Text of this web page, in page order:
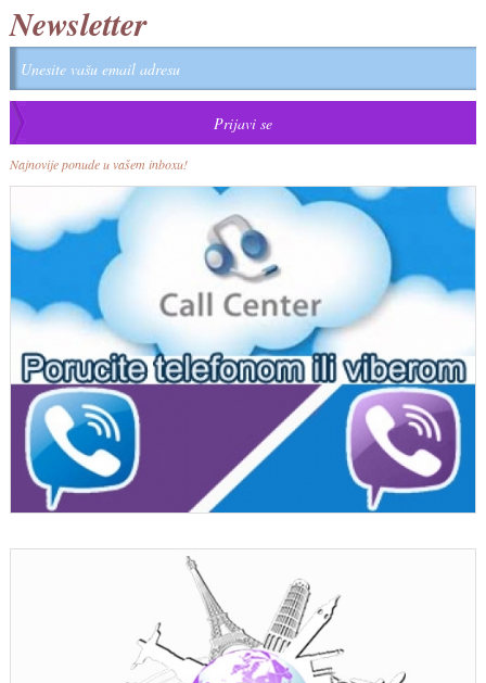
Newsletter
Najnovije ponude u vašem inboxu!